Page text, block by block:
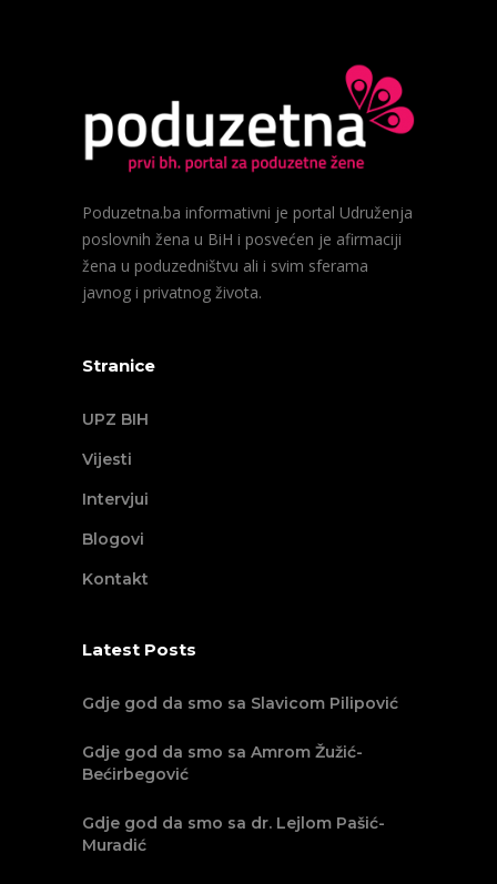
Poduzetna.ba informativni je portal Udruženja
poslovnih žena u BiH i posvećen je afirmaciji
žena u poduzedništvu ali i svim sferama
javnog i privatnog života.
Stranice
UPZ BIH
Vijesti
Intervjui
Blogovi
Kontakt
Latest Posts
Gdje god da smo sa Slavicom Pilipović
Gdje god da smo sa Amrom Žužić-
Bećirbegović
Gdje god da smo sa dr. Lejlom Pašić-
Muradić